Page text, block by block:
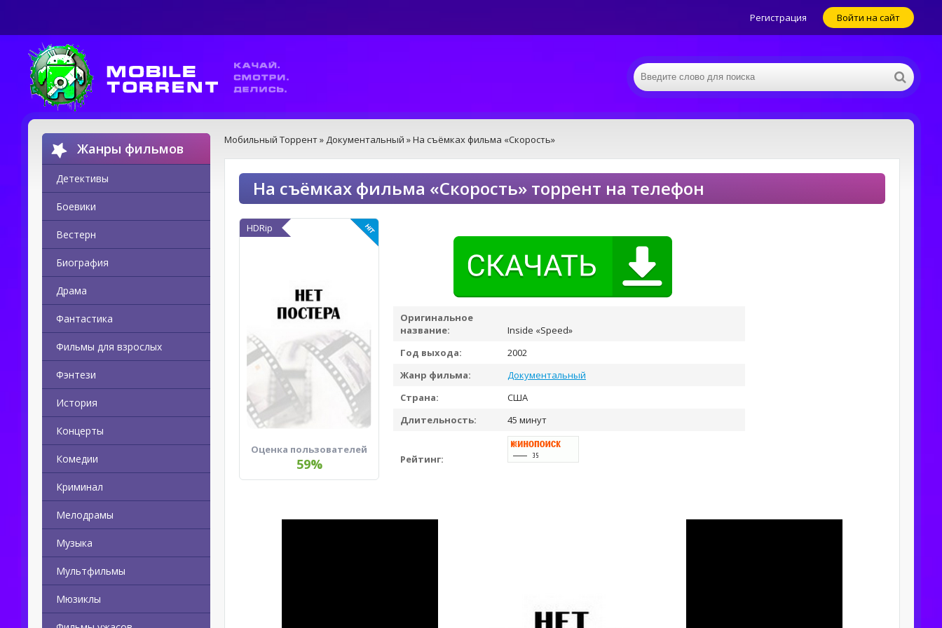
Регистрация Войти на сайт
Жанры фильмов
Детективы
Боевики
Вестерн
Биография
Драма
Фантастика
Фильмы для взрослых
Фэнтези
История
Концерты
Комедии
Криминал
Мелодрамы
Музыка
Мультфильмы
Мюзиклы
Мобильный Торрент» Документальный » На съёмках фильма «Скорость»
На съёмках фильма «Скорость» торрент на телефон
HDRip
Оценка пользователей
59%
Оригинальное
название:
Inside «Speed»
Год выхода:
2002
Жанр фильма:
Документальный
Страна:
США
Длительность:
45 минут
Рейтинг: